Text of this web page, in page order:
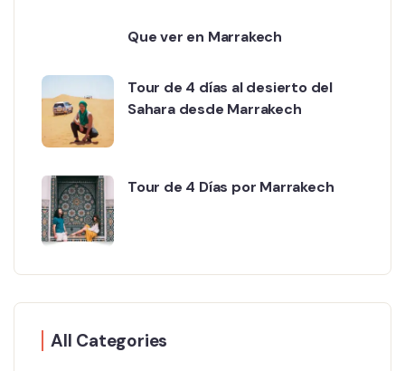
Que ver en Marrakech
Tour de 4 días al desierto del
Sahara desde Marrakech
Tour de 4 Días por Marrakech
All Categories